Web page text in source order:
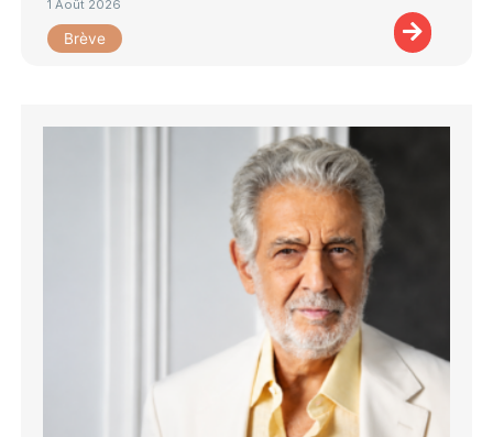
1 Août 2026
Brève